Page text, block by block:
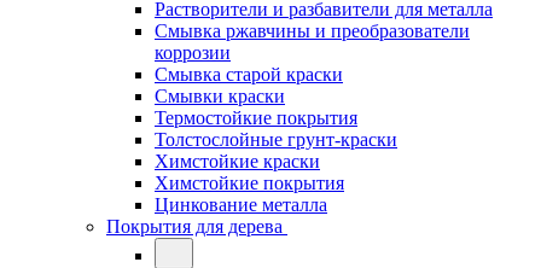
Растворители и разбавители для металла
Смывка ржавчины и преобразователи
коррозии
Смывка старой краски
Смывки краски
Термостойкие покрытия
Толстослойные грунт-краски
Химстойкие краски
Химстойкие покрытия
Цинкование металла
Покрытия для дерева